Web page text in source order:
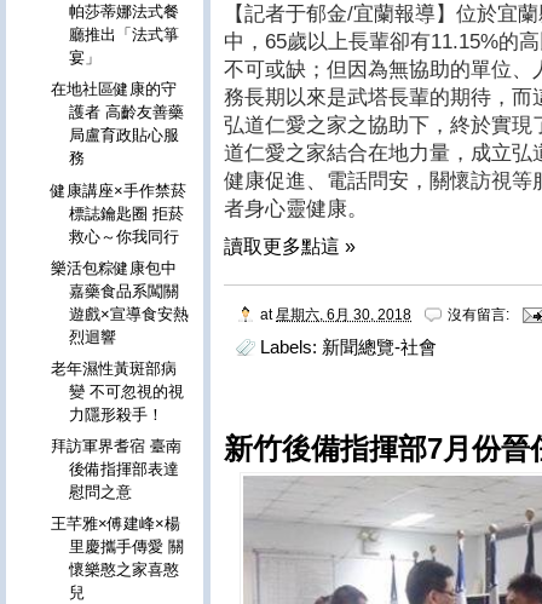
【記者于郁金/宜蘭報導】位於宜
中，65歲以上長輩卻有11.15%的
不可或缺；但因為無協助的單位
務長期以來是武塔長輩的期待，而
弘道仁愛之家之協助下，終於實
道仁愛之家結合在地力量，成立
健康促進、電話問安，關懷訪視
者身心靈健康。
讀取更多點這 »
at星期六, 6月 30, 2018 沒有留言:
Labels: 新聞總覽-社會
新竹後備指揮部7月份晉
帕莎蒂娜法式餐
廳推出「法式箏
宴」
在地社區健康的守
護者 高齡友善藥
局盧育政貼心服
務
健康講座×手作禁菸
標誌鑰匙圈 拒菸
救心～你我同行
樂活包粽健康包中
嘉藥食品系闖關
遊戲×宣導食安熱
烈迴響
老年濕性黃斑部病
變 不可忽視的視
力隱形殺手！
拜訪軍界耆宿 臺南
後備指揮部表達
慰問之意
王芊雅×傅建峰×楊
里慶攜手傳愛 關
懷樂憨之家喜憨
兒